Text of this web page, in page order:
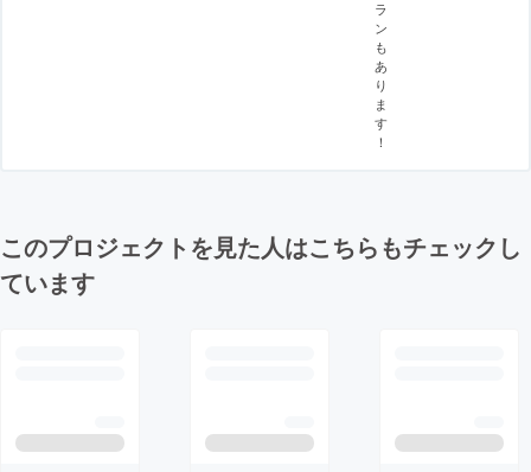
ラ
ン
も
あ
り
ま
す
！
このプロジェクトを見た人はこちらもチェックし
ています